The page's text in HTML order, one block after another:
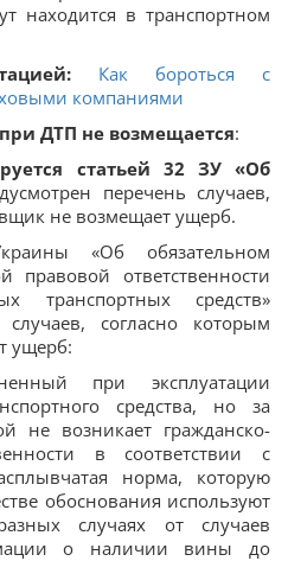
находится в транспортном
Как бороться с
компаниями
ДТП не возмещается:
статьей 32 ЗУ «Об
перечень случаев,
не возмещает ущерб.
«Об обязательном
правовой ответственности
транспортных средств»
согласно которым
ущерб:
при эксплуатации
средства, но за
не возникает гражданско-
в соответствии с
норма, которую
обоснования используют
случаях от случаев
о наличии вины до